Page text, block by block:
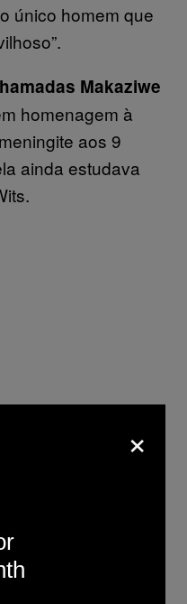
único homem que
Makaziwe
homenagem à
aos 9
ainda estudava
×